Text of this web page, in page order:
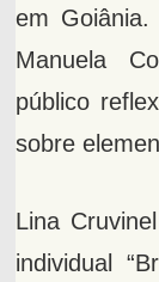
em
Manuela
público
sobre
Lina
individual